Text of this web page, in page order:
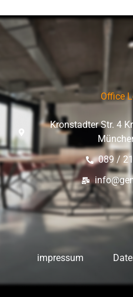
Office
Kronstadter Str. 4
089 /
impressum